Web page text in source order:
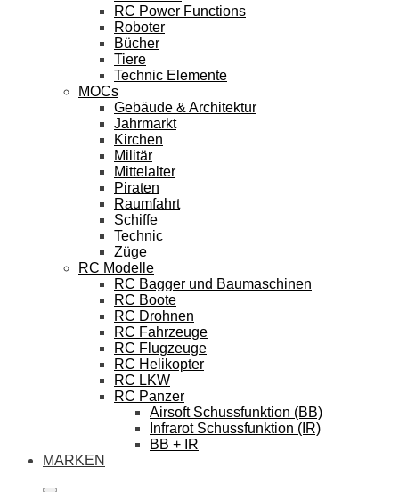
RC Power Functions
Roboter
Bücher
Tiere
Technic Elemente
MOCs
Gebäude & Architektur
Jahrmarkt
Kirchen
Militär
Mittelalter
Piraten
Raumfahrt
Schiffe
Technic
Züge
RC Modelle
RC Bagger und Baumaschinen
RC Boote
RC Drohnen
RC Fahrzeuge
RC Flugzeuge
RC Helikopter
RC LKW
RC Panzer
Airsoft Schussfunktion (BB)
Infrarot Schussfunktion (IR)
BB + IR
MARKEN